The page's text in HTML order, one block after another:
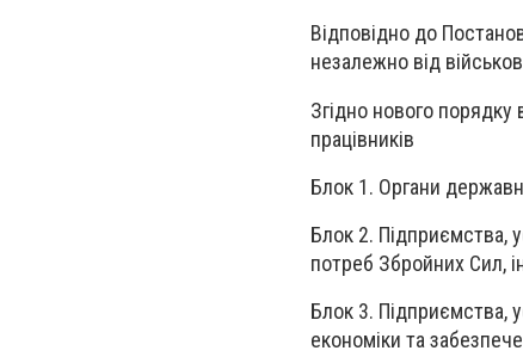
Відповідно до
незалежно від
Згідно нового порядку
працівників
Блок 1. Органи
Блок 2. Підприємства,
потреб Збройних Сил,
Блок 3. Підприємства,
економіки та